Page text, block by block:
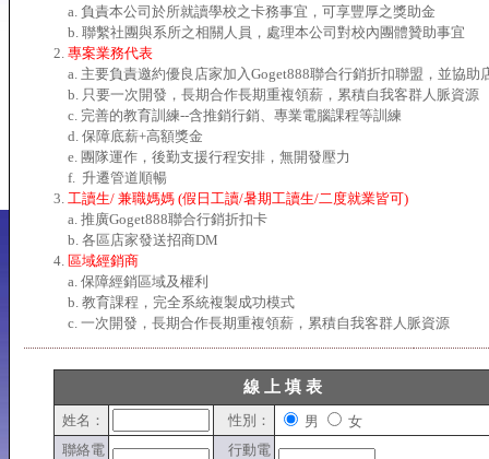
a. 負責本公司於所就讀學校之卡務事宜，可享豐厚之獎助金
b. 聯繫社團與系所之相關人員，處理本公司對校內團體贊助事宜
專案業務代表
a. 主要負責邀約優良店家加入Goget888聯合行銷折扣聯盟，並協助
b. 只要一次開發，長期合作長期重複領薪，累積自我客群人脈資源
c. 完善的教育訓練--含推銷行銷、專業電腦課程等訓練
d. 保障底薪+高額獎金
e. 團隊運作，後勤支援行程安排，無開發壓力
f. 升遷管道順暢
工讀生/ 兼職媽媽 (假日工讀/暑期工讀生/二度就業皆可)
a. 推廣Goget888聯合行銷折扣卡
b. 各區店家發送招商DM
區域經銷商
a. 保障經銷區域及權利
b. 教育課程，完全系統複製成功模式
c. 一次開發，長期合作長期重複領薪，累積自我客群人脈資源
線 上 填 表
姓名： 性別： 男
女
聯絡電
行動電